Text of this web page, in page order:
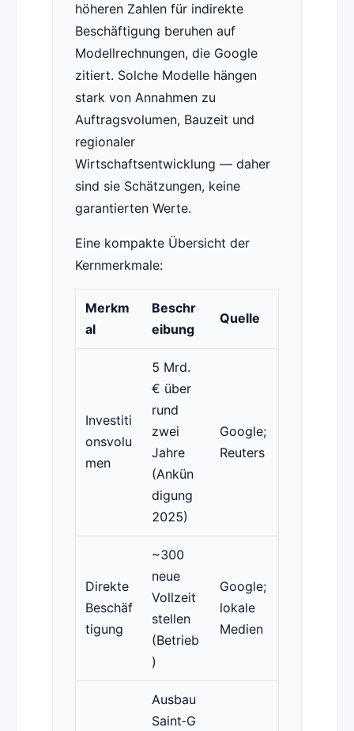
höheren Zahlen für indirekte
Beschäftigung beruhen auf
Modellrechnungen, die Google
zitiert. Solche Modelle hängen
stark von Annahmen zu
Auftragsvolumen, Bauzeit und
regionaler
Wirtschaftsentwicklung — daher
sind sie Schätzungen, keine
garantierten Werte.
Eine kompakte Übersicht der
Kernmerkmale:
Merkm
al
Beschr
eibung
Quelle
Investiti
onsvolu
men
5 Mrd.
€ über
rund
zwei
Jahre
(Ankün
digung
2025)
Google;
Reuters
Direkte
Beschäf
tigung
~300
neue
Vollzeit
stellen
(Betrieb
)
Google;
lokale
Medien
Ausbau
Saint‑G